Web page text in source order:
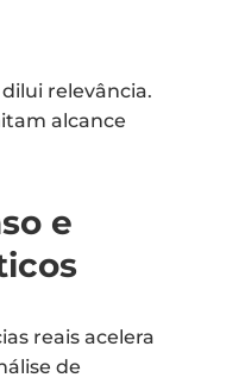
relevância.
alcance
e
reais acelera
de